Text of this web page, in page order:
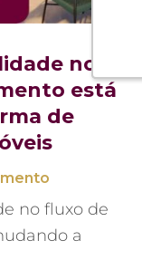
no
está
de
no fluxo de
a